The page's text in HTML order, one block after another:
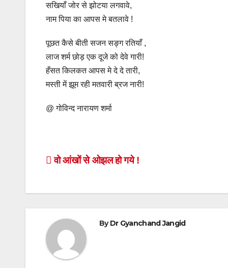
सखियाँ जोर से झोटया लगवावे,
नाम पिया का आपस मे बतलावे !
पूछत कैसे बीती सजन सङ्ग रतियाँ ,
लाज शर्म छोड़ एक दूजे को देवे गारी!
हँसत किलकत आपस मे दे दे तारी,
मस्ती में झूम रही मतवारी ब्रज नारी!
@ गोविन्द नारायण शर्मा
Post
वो आंखों से ओझल हो गये !
ByDr Gyanchand Jangid